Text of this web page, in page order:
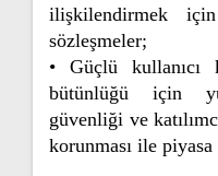
ilişkilendirmek
sözleşmeler;
• Güçlü kullanıcı
bütünlüğü için
güvenliği ve
korunması ile